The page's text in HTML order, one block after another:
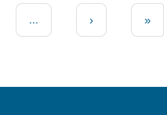
... › »